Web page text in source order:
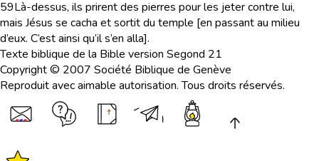
59Là-dessus, ils prirent des pierres pour les jeter contre lui,
mais Jésus se cacha et sortit du temple [en passant au milieu
d’eux. C’est ainsi qu’il s’en alla].
Texte biblique de la Bible version Segond 21
Copyright © 2007 Société Biblique de Genève
Reproduit avec aimable autorisation. Tous droits réservés.